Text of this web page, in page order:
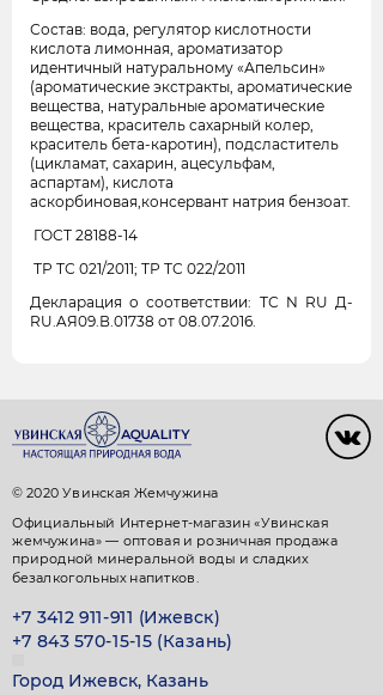
Состав: вода, регулятор кислотности
кислота лимонная, ароматизатор
идентичный натуральному «Апельсин»
(ароматические экстракты, ароматические
вещества, натуральные ароматические
вещества, краситель сахарный колер,
краситель бета-каротин), подсластитель
(цикламат, сахарин, ацесульфам,
аспартам), кислота
аскорбиновая,консервант натрия бензоат.
ГОСТ 28188-14
ТР ТС 021/2011; ТР ТС 022/2011
Декларация о соответствии: ТС N RU Д-
RU.AЯ09.В.01738 от 08.07.2016.
© 2020 Увинская Жемчужина
Официальный Интернет-магазин «Увинская
жемчужина» — оптовая и розничная продажа
природной минеральной воды и сладких
безалкогольных напитков.
+7 3412 911-911 (Ижевск)
+7 843 570-15-15 (Казань)
Город Ижевск, Казань